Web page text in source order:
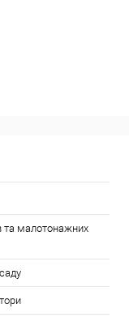
та малотонажних